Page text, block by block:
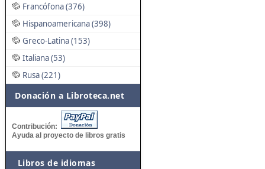
Francófona (376)
Hispanoamericana (398)
Greco-Latina (153)
Italiana (53)
Rusa (221)
Donación a Libroteca.net
Contribución:
Ayuda al proyecto de libros gratis
Libros de idiomas